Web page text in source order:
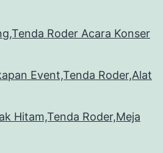
Roder Acara Konser
Event,Tenda Roder,Alat
Hitam,Tenda Roder,Meja